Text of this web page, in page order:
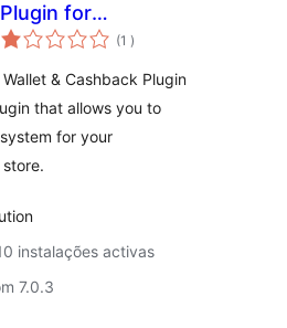
Plugin for
WooCommerce
(1 classificações
)
& Cashback Plugin
that allows you to
for your
instalações activas
7.0.3